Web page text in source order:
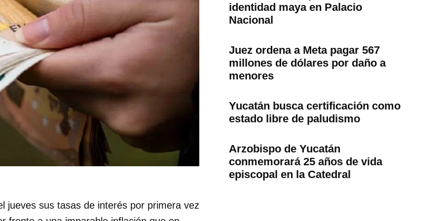
jueves sus tasas de interés por primera vez
identidad maya en Palacio
Nacional
Juez ordena a Meta pagar 567
millones de dólares por daño a
menores
Yucatán busca certificación como
estado libre de paludismo
Arzobispo de Yucatán
conmemorará 25 años de vida
episcopal en la Catedral